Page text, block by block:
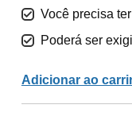
Você precisa
Poderá ser
Adicionar ao